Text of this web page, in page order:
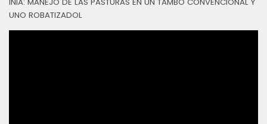
UNO ROBATIZADOL